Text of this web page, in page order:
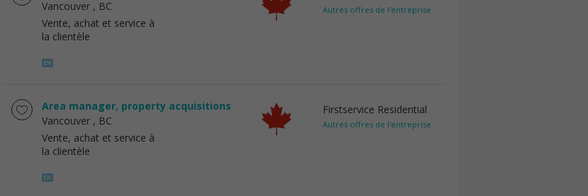
Vancouver , BC
Vente, achat et service à
la clientèle
Autres offres de l'entreprise
Area manager, property acquisitions
Vancouver , BC
Vente, achat et service à
la clientèle
Firstservice Residential
Autres offres de l'entreprise